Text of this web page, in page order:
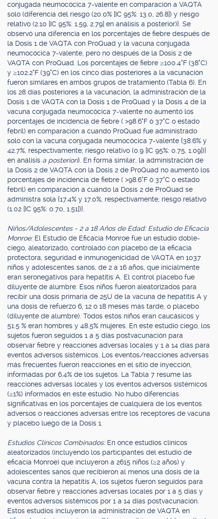
conjugada neumocócica 7-valente en comparación a VAQTA
solo (diferencia del riesgo (20.0% [IC 95%: 13.0, 26.8]) y riesgo
relativo (2.10 [IC 95%: 1.59, 2.79] en análisis a posterior)}. Se
observó una diferencia en los porcentajes de fiebre después de
la Dosis 1 de VAQTA con ProQuad y la vacuna conjugada
neumocócica 7-valente, pero no después de la Dosis 2 de
VAQTA con ProQuad. Los porcentajes de fiebre ≥100.4°F (38°C)
y ≥102.2°F (39°C) en los cinco días posteriores a la vacunación
fueron similares en ambos grupos de tratamiento (Tabla 6). En
los 28 días posteriores a la vacunación, la administración de la
Dosis 1 de VAQTA con la Dosis 1 de ProQuad y la Dosis 4 de la
vacuna conjugada neumocócica 7-valente no aumentó los
porcentajes de incidencia de fiebre ( >98.6°F ó 37°C o estado
febril) en comparación a cuando ProQuad fue administrado
solo con la vacuna conjugada neumocócica 7-valente {38.6% y
42.7%, respectivamente; riesgo relativo (0.9 [IC 95%: 0.75, 1.09])}
en análisis a posteriori). En forma similar, la administración de
la Dosis 2 de VAQTA con la Dosis 2 de ProQuad no aumentó los
porcentajes de incidencia de fiebre ( >98.6°F ó 37°C o estado
febril) en comparación a cuando la Dosis 2 de ProQuad se
administra sola {17.4% y 17.0%, respectivamente; riesgo relativo
(1.02 [IC 95%: 0.70, 1.51])}.
Niños/Adolescentes - 2 a 18 Años de Edad: Estudio de Eficacia
Monroe: El Estudio de Eficacia Monroe fue un estudio doble-
ciego, aleatorizado, controlado con placebo de la eficacia
protectora, seguridad e inmunogenicidad de VAQTA en 1037
niños y adolescentes sanos, de 2 a 16 años, que inicialmente
eran seronegativos para hepatitis A. El control placebo fue
diluyente de alumbre. Esos niños fueron aleatorizados para
recibir una dosis primaria de 25U de la vacuna de hepatitis A y
una dosis de refuerzo 6, 12 o 18 meses más tarde, o placebo
(diluyente de alumbre). Todos estos niños eran caucásicos y
51.5 % eran hombres y 48.5% mujeres. En este estudio ciego, los
sujetos fueron seguidos 1 a 5 días postvacunación para
observar fiebre y reacciones adversas locales y 1 a 14 días para
eventos adversos sistémicos. Los eventos/reacciones adversas
más frecuentes fueron reacciones en el sitio de inyección,
informadas por 6.4% de los sujetos. La Tabla 7 resume las
reacciones adversas locales y los eventos adversos sistémicos
(≥1%) informados en este estudio. No hubo diferencias
significativas en los porcentajes de cualquiera de los eventos
adversos o reacciones adversas entre los receptores de vacuna
y placebo luego de la Dosis 1.
Estudios Clínicos Combinados: En once estudios clínicos
aleatorizados (incluyendo los participantes del estudio de
eficacia Monroe) que incluyeron a 2615 niños (≥2 años) y
adolescentes sanos que recibieron al menos una dosis de la
vacuna contra la hepatitis A, los sujetos fueron seguidos para
observar fiebre y reacciones adversas locales por 1 a 5 días y
eventos adversos sistémicos por 1 a 14 días postvacunación.
Estos estudios incluyeron la administración de VAQTA en